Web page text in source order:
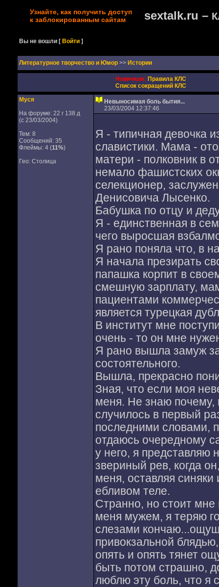
Узнайте, как получить доступ
к заблокированным сайтам
sextalk.ru –
Вы не вошли [Войти ]
Литературное творчество и Юмор >> Истории
Новичкам: Правила КЛС
Список сокращений КЛС
Муся
На форуме: 22 г 138 д
(с 23/03/2004)
Тем: 8
Сообщений: 35
Флеймы: 4 (11%)
Гео: Столица
Невыносимая боль бытия...
23/03/2004 12:37:46
Я - типичная девочка
славистики. Мама -
матери - полковник в
немало фашистских
селекционер,
Денисовича Лысенко.
Бабушка по отцу и
Я - единственная в
чего выросшая
Я рано поняла что, в
Я начала презирать
папашка корпит в
смешную зарплату,
пациентами
является турецкая
В институт мне
очень - то он мне
Я рано вышла замуж
состоятельного.
Вышла, прекрасно
Зная, что если моя
меня. Не знаю почему,
случилось в первый
последними словами,
отдаюсь очередному
у него, я представляю
звериный рев, когда
меня, оставляя
ебливом теле.
Странно, но стоит
меня мужем, я теряю
слезами
привокзальной
опять и опять тянет
быть потом страшно,
люблю эту боль, что я